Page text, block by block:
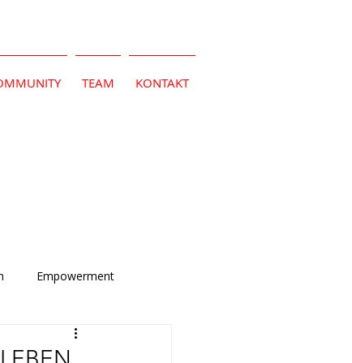
TEAM KONTAKT
Empowerment